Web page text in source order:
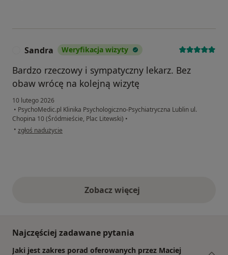
Sandra Weryfikacja wizyty
Bardzo rzeczowy i sympatyczny lekarz. Bez
obaw wrócę na kolejną wizytę
10 lutego 2026
• PsychoMedic.pl Klinika Psychologiczno-Psychiatryczna Lublin ul.
Chopina 10 (Śródmieście, Plac Litewski) •
• w opinii użytkownika Sandra
zgłoś nadużycie
Zobacz więcejopinie powyżej
Najczęściej zadawane pytania
Jaki jest zakres porad oferowanych przez Maciej